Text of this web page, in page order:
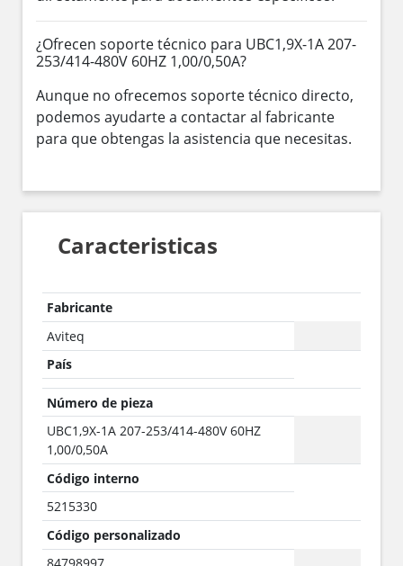
¿Ofrecen soporte técnico para UBC1,9X-1A 207-
253/414-480V 60HZ 1,00/0,50A?
Aunque no ofrecemos soporte técnico directo,
podemos ayudarte a contactar al fabricante
para que obtengas la asistencia que necesitas.
Caracteristicas
Fabricante
Aviteq
País
Número de pieza
UBC1,9X-1A 207-253/414-480V 60HZ
1,00/0,50A
Código interno
5215330
Código personalizado